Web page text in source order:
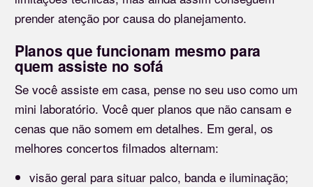
prender atenção por causa do planejamento.
Planos que funcionam mesmo para
quem assiste no sofá
Se você assiste em casa, pense no seu uso como um
mini laboratório. Você quer planos que não cansam e
cenas que não somem em detalhes. Em geral, os
melhores concertos filmados alternam:
visão geral para situar palco, banda e iluminação;